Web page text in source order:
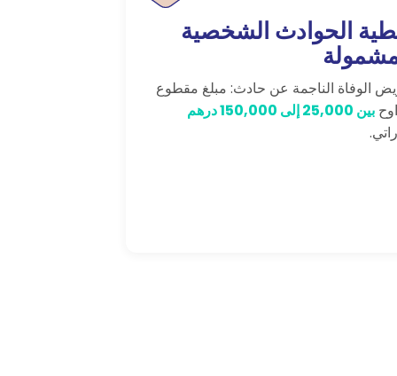
الحوادث الشخصية
الوفاة الناجمة عن حادث: مبلغ مقطوع
بين 25,000 إلى 150,000 درهم